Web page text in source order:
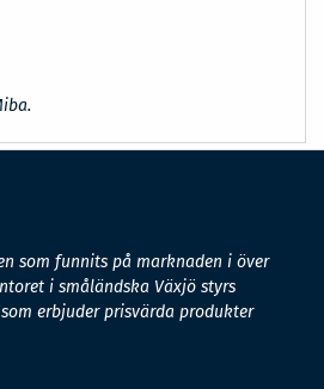
som funnits på marknaden i över
i småländska Växjö styrs
erbjuder prisvärda produkter